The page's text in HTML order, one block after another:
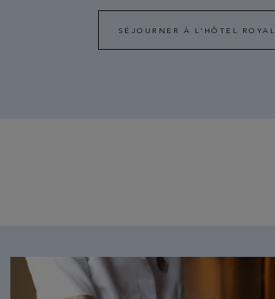
SÉJOURNER À L'HÔTEL ROYAL